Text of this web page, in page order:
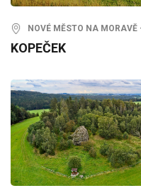
NOVÉ MĚSTO NA MORAVĚ
KOPEČEK